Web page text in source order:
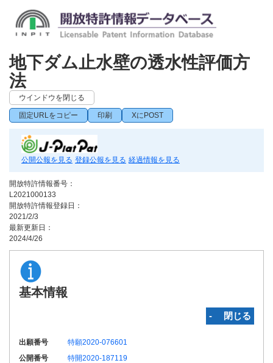
地下ダム止水壁の透水性評価方
法
ウインドウを閉じる
固定URLをコピー 印刷 XにPOST
公開公報を見る 登録公報を見る 経過情報を見る
開放特許情報番号：
L2021000133
開放特許情報登録日：
2021/2/3
最新更新日：
2024/4/26
基本情報
‐ 閉じる
出願番号
特願2020-076601
公開番号
特開2020-187119